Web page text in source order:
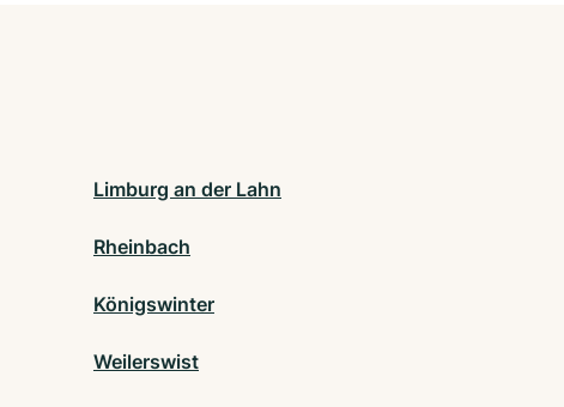
Limburg an der Lahn
Rheinbach
Königswinter
Weilerswist